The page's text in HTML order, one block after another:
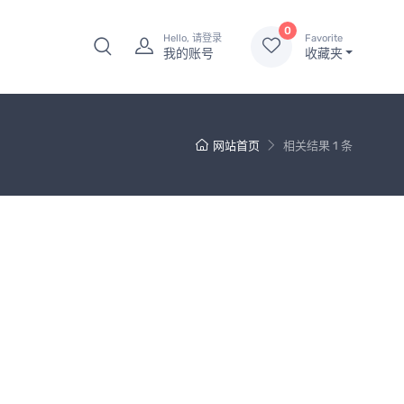
Hello, 请登录
我的账号
0
Favorite
收藏夹
网站首页 相关结果 1 条